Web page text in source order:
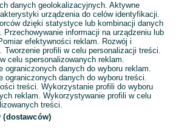
lipca 2026
w pelni sprawna kia ceed
18 500 zł
Łódź, Polesie
14 lipca 2026
2013 - 225 000
km
danych geolokalizacyjnych. Aktywne
urządzenia do celów identyfikacji.
dzięki statystyce lub kombinacji danych
Przechowywanie informacji na urządzeniu lub
efektywności reklam. Rozwój i
Tworzenie profili w celu personalizacji treści.
celu spersonalizowanych reklam.
ograniczonych danych do wyboru reklam.
ograniczonych danych do wyboru treści.
treści. Wykorzystanie profili do wyboru
reklam. Wykorzystywanie profili w celu
treści.
(dostawców)